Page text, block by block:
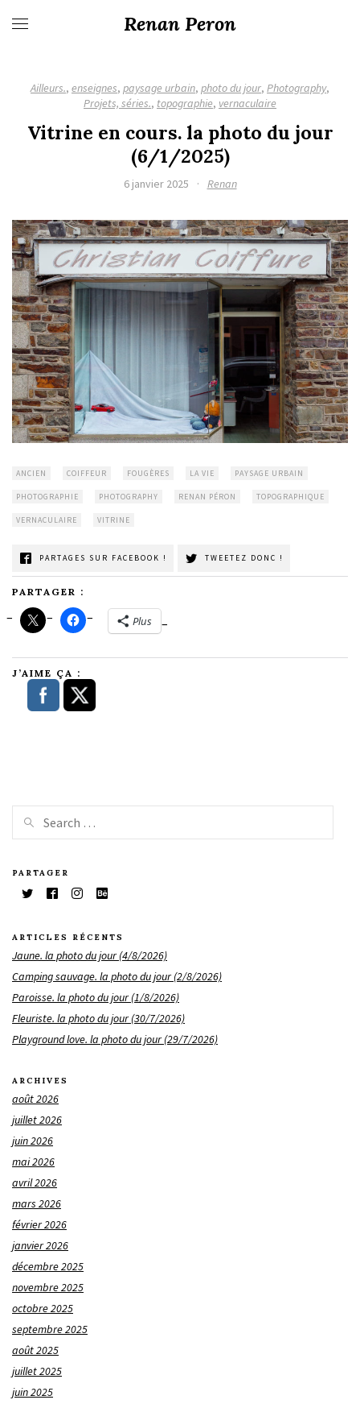
Renan Peron
Ailleurs., enseignes, paysage urbain, photo du jour, Photography,
Projets, séries., topographie, vernaculaire
Vitrine en cours. la photo du jour
(6/1/2025)
6 janvier 2025 · Renan
ANCIEN COIFFEUR FOUGÈRES LA VIE PAYSAGE URBAIN
PHOTOGRAPHIE PHOTOGRAPHY RENAN PÉRON TOPOGRAPHIQUE
VERNACULAIRE VITRINE
PARTAGES SUR FACEBOOK ! TWEETEZ DONC !
PARTAGER :
Plus
J’AIME ÇA :
PARTAGER
ARTICLES RÉCENTS
Jaune. la photo du jour (4/8/2026)
Camping sauvage. la photo du jour (2/8/2026)
Paroisse. la photo du jour (1/8/2026)
Fleuriste. la photo du jour (30/7/2026)
Playground love. la photo du jour (29/7/2026)
ARCHIVES
août 2026
juillet 2026
juin 2026
mai 2026
avril 2026
mars 2026
février 2026
janvier 2026
décembre 2025
novembre 2025
octobre 2025
septembre 2025
août 2025
juillet 2025
juin 2025